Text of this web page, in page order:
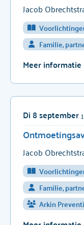
Jacob
Familie,
Meer informatie
Di 8 september
Jacob
Familie,
Arkin